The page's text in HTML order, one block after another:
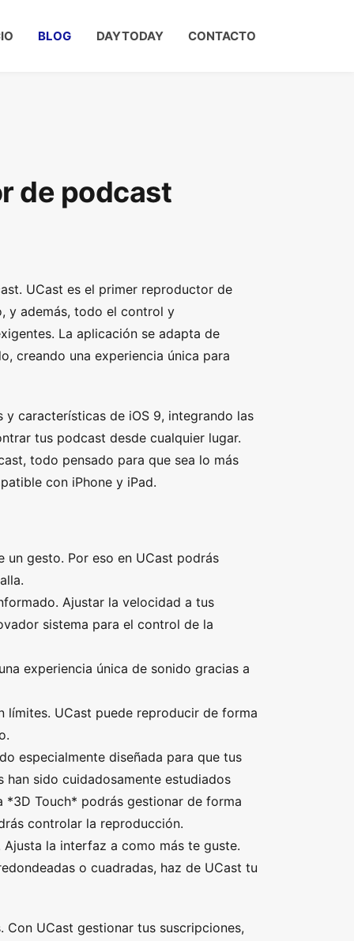
BLOG DAYTODAY CONTACTO
de podcast
UCast es el primer reproductor de
y además, todo el control y
La aplicación se adapta de
creando una experiencia única para
características de iOS 9, integrando las
tus podcast desde cualquier lugar.
todo pensado para que sea lo más
con iPhone y iPad.
un gesto. Por eso en UCast podrás
Ajustar la velocidad a tus
sistema para el control de la
experiencia única de sonido gracias a
límites. UCast puede reproducir de forma
especialmente diseñada para que tus
sido cuidadosamente estudiados
*3D Touch* podrás gestionar de forma
controlar la reproducción.
Ajusta la interfaz a como más te guste.
o cuadradas, haz de UCast tu
Con UCast gestionar tus suscripciones,